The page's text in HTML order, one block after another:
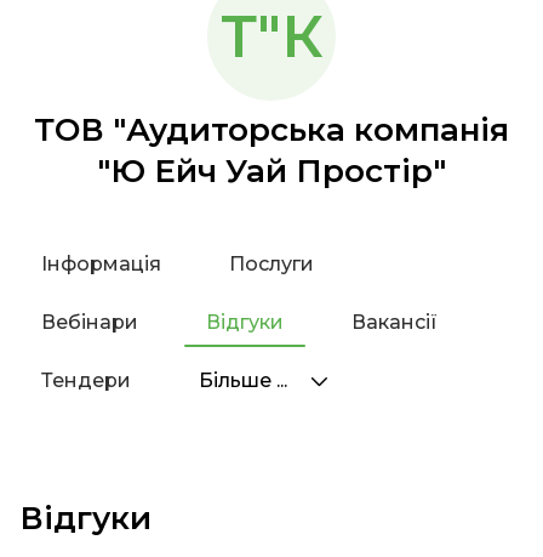
Т"К
ТОВ "Аудиторська компанія
"Ю Ейч Уай Простір"
Інформація Послуги
Вебінари Відгуки Вакансії
Тендери Більше ...
Відгуки